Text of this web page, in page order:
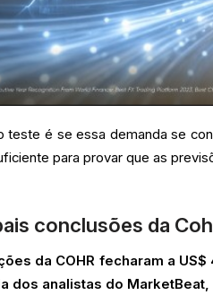
teste é se essa demanda se
para provar que as
conclusões da
da COHR fecharam a
dos analistas do